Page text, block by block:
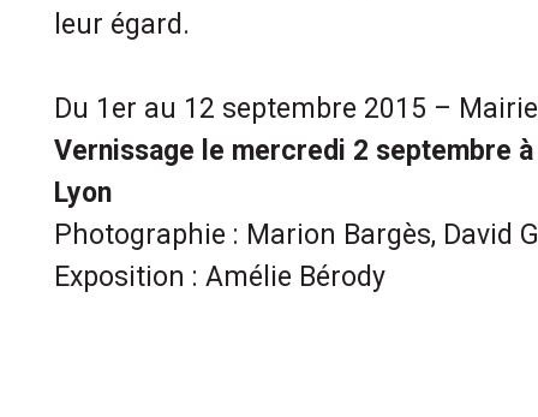
leur égard.
Du 1er au 12 septembre 2015 –
Vernissage le mercredi 2 septembre
Lyon
Photographie : Marion Bargès, David
Exposition : Amélie Bérody